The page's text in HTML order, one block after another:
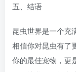
五、结语
昆虫世界是一个充
相信你对昆虫有了
你的最佳宠物，更